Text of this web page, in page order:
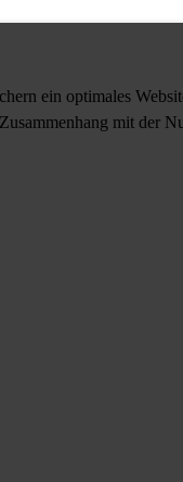
ein optimales
mit der